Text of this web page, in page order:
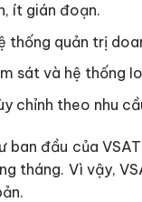
ít gián đoạn.
thống quản trị
sát và hệ thống
chỉnh theo nhu
ban đầu của
tháng. Vì vậy,